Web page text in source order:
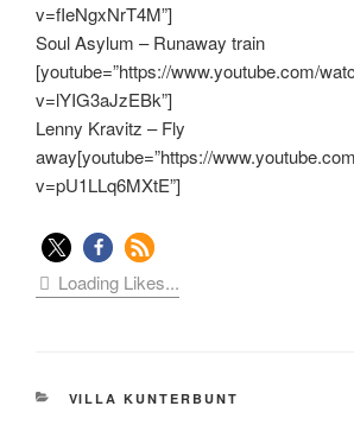
v=fIeNgxNrT4M”]
Soul Asylum – Runaway train
[youtube=”https://www.youtube.com/
v=lYIG3aJzEBk”]
Lenny Kravitz – Fly
away[youtube=”https://
v=pU1LLq6MXtE”]
Loading Likes...
KATEGORIEN
VILLA KUNTERBUNT